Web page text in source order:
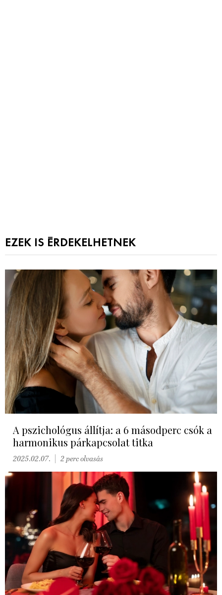
EZEK IS ÉRDEKELHETNEK
A pszichológus állítja: a 6 másodperc csók a
harmonikus párkapcsolat titka
2025.02.07. 2 perc olvasás